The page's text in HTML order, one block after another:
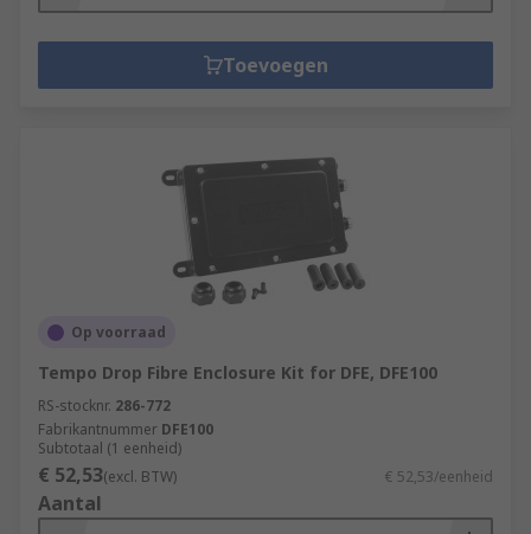
Toevoegen
Op voorraad
Tempo Drop Fibre Enclosure Kit for DFE, DFE100
RS-stocknr. 286-772
Fabrikantnummer DFE100
Subtotaal (1 eenheid)
€ 52,53(excl. BTW) € 52,53/eenheid
Aantal